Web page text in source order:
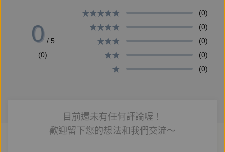
嬰房、聯發科等大型企業之正念指導師資。經常接受各
式平面與電子媒體採訪，期盼更多繁忙的現代人都能從
正念受益，找回健康、喜悅、穩定與自信的自己。
0 / 5
(0)
(0)
(0)
(0)
(0)
(0)
目前還未有任何評論喔！
歡迎留下您的想法和我們交流～